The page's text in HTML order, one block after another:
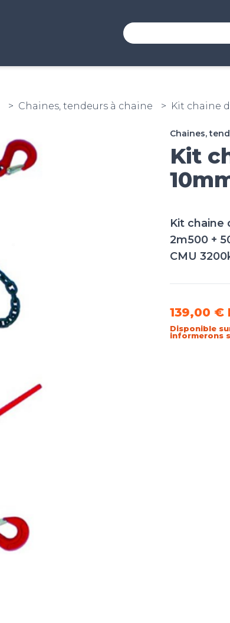
Chaines, tendeurs à chaine Kit chaine
Chaines,
Kit
Kit chaine
2m500 +
CMU
139,00 €
Disponible
informerons